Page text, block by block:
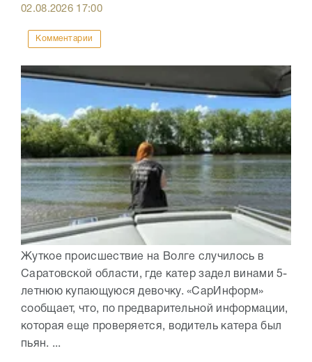
02.08.2026 17:00
Комментарии
Жуткое происшествие на Волге случилось в
Саратовской области, где катер задел винами 5-
летнюю купающуюся девочку. «СарИнформ»
сообщает, что, по предварительной информации,
которая еще проверяется, водитель катера был
пьян. ...